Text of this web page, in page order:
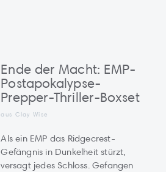
Ende der Macht: EMP-
Postapokalypse-
Prepper-Thriller-Boxset
aus Clay Wise
Als ein EMP das Ridgecrest-
Gefängnis in Dunkelheit stürzt,
versagt jedes Schloss. Gefangen